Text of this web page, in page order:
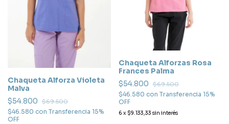
Chaqueta Alforza Violeta
Malva
$54.800
$69.500
$46.580 con Transferencia 15%
OFF
Chaqueta Alforzas Rosa
Frances Palma
$54.800
$69.500
$46.580 con Transferencia 15%
OFF
6 x $9.133,33 sin interés